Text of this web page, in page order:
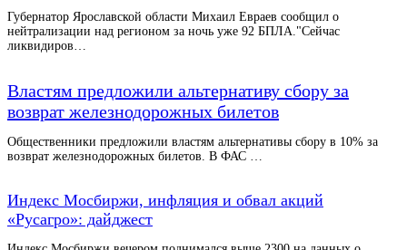
Губернатор Ярославской области Михаил Евраев сообщил о
нейтрализации над регионом за ночь уже 92 БПЛА."Сейчас
ликвидиров…
Властям предложили альтернативу сбору за
возврат железнодорожных билетов
Общественники предложили властям альтернативы сбору в 10% за
возврат железнодорожных билетов. В ФАС …
Индекс Мосбиржи, инфляция и обвал акций
«Русагро»: дайджест